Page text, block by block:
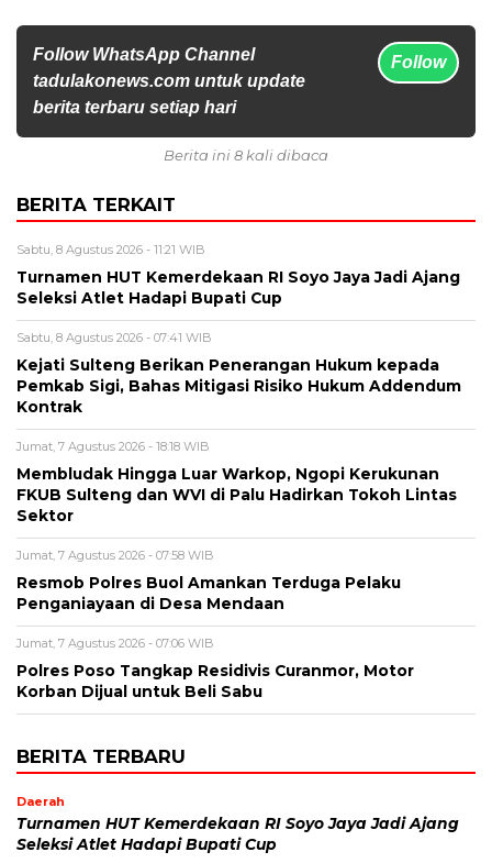
Follow WhatsApp Channel
tadulakonews.com untuk update
berita terbaru setiap hari
Follow
Berita ini 8 kali dibaca
BERITA TERKAIT
Sabtu, 8 Agustus 2026 - 11:21 WIB
Turnamen HUT Kemerdekaan RI Soyo Jaya Jadi Ajang
Seleksi Atlet Hadapi Bupati Cup
Sabtu, 8 Agustus 2026 - 07:41 WIB
Kejati Sulteng Berikan Penerangan Hukum kepada
Pemkab Sigi, Bahas Mitigasi Risiko Hukum Addendum
Kontrak
Jumat, 7 Agustus 2026 - 18:18 WIB
Membludak Hingga Luar Warkop, Ngopi Kerukunan
FKUB Sulteng dan WVI di Palu Hadirkan Tokoh Lintas
Sektor
Jumat, 7 Agustus 2026 - 07:58 WIB
Resmob Polres Buol Amankan Terduga Pelaku
Penganiayaan di Desa Mendaan
Jumat, 7 Agustus 2026 - 07:06 WIB
Polres Poso Tangkap Residivis Curanmor, Motor
Korban Dijual untuk Beli Sabu
BERITA TERBARU
Daerah
Turnamen HUT Kemerdekaan RI Soyo Jaya Jadi Ajang
Seleksi Atlet Hadapi Bupati Cup